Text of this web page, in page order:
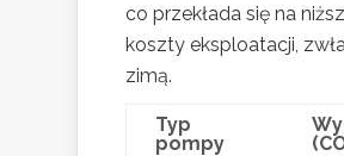
co przekłada się na
koszty eksploatacji,
zimą.
Typ
pompy